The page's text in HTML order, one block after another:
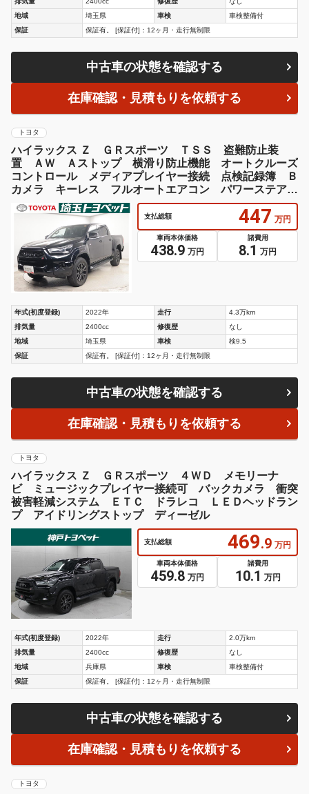
地域
埼玉県 車検
車検整備付
保証
保証有。 [保証付]：12ヶ月・走行無制限
中古車の状態を確認する
在庫確認・見積もりを依頼する
トヨタ
ハイラックス Ｚ ＧＲスポーツ ＴＳＳ 盗難防止装
置 ＡＷ Ａストップ 横滑り防止機能 オートクルーズ
コントロール メディアプレイヤー接続 点検記録簿 Ｂ
カメラ キーレス フルオートエアコン パワーステアリ
ング スマキー ＡＢＳ
支払総額 447 万円
車両本体価格
438.9 万円
諸費用
8.1 万円
年式(初度登録) 2022年 走行
4.3万km
排気量
2400cc 修復歴
なし
地域
埼玉県 車検
検9.5
保証
保証有。 [保証付]：12ヶ月・走行無制限
中古車の状態を確認する
在庫確認・見積もりを依頼する
トヨタ
ハイラックス Ｚ ＧＲスポーツ ４ＷＤ メモリーナ
ビ ミュージックプレイヤー接続可 バックカメラ 衝突
被害軽減システム ＥＴＣ ドラレコ ＬＥＤヘッドラン
プ アイドリングストップ ディーゼル
支払総額 469.9 万円
車両本体価格
459.8 万円
諸費用
10.1 万円
年式(初度登録) 2022年 走行
2.0万km
排気量
2400cc 修復歴
なし
地域
兵庫県 車検
車検整備付
保証
保証有。 [保証付]：12ヶ月・走行無制限
中古車の状態を確認する
在庫確認・見積もりを依頼する
トヨタ